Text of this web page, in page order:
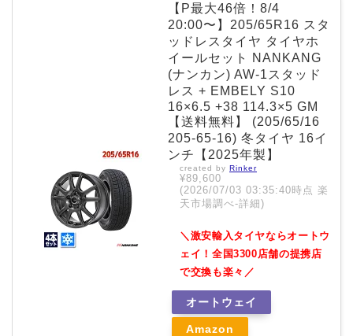
【P最大46倍！8/4
20:00〜】205/65R16 スタ
ッドレスタイヤ タイヤホ
イールセット NANKANG
(ナンカン) AW-1スタッド
レス + EMBELY S10
16×6.5 +38 114.3×5 GM
【送料無料】 (205/65/16
205-65-16) 冬タイヤ 16イ
ンチ【2025年製】
created by Rinker
¥89,600
(2026/07/03 03:35:40時点 楽
天市場調べ-詳細)
＼激安輸入タイヤならオートウ
ェイ！全国3300店舗の提携店
で交換も楽々／
オートウェイ
Amazon